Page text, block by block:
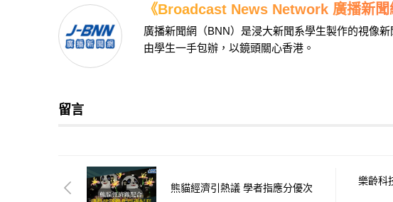
《Broadcast News Network 廣播新聞
廣播新聞網（BNN）是浸大新聞系學生製作的視像
由學生一手包辦，以鏡頭關心香港。
留言
熊貓經濟引熱議 學者指應分優次
樂齡科